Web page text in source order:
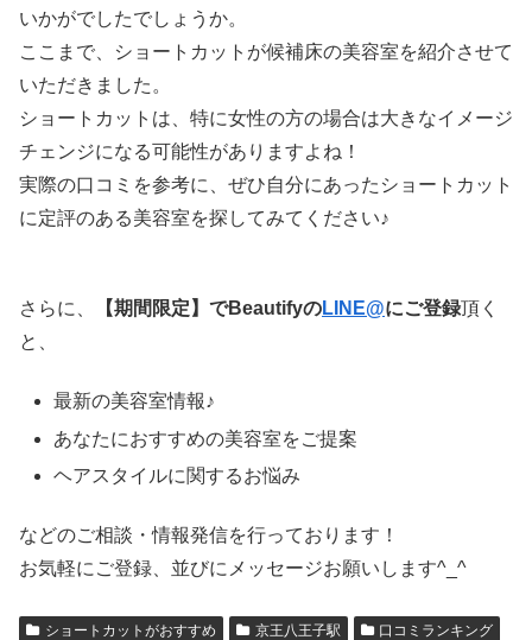
いかがでしたでしょうか。
ここまで、ショートカットが候補床の美容室を紹介させて
いただきました。
ショートカットは、特に女性の方の場合は大きなイメージ
チェンジになる可能性がありますよね！
実際の口コミを参考に、ぜひ自分にあったショートカット
に定評のある美容室を探してみてください♪
さらに、 【期間限定】でBeautifyのLINE@にご登録頂く
と、
最新の美容室情報♪
あなたにおすすめの美容室をご提案
ヘアスタイルに関するお悩み
などのご相談・情報発信を行っております！
お気軽にご登録、並びにメッセージお願いします^_^
ショートカットがおすすめ 京王八王子駅
口コミランキング